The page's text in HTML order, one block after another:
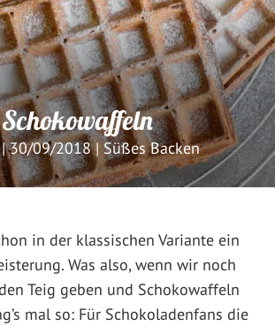
Schokowaffeln
30/09/2018|Süßes Backen
in der klassischen Variante ein
Was also, wenn wir noch
Teig geben und Schokowaffeln
mal so: Für Schokoladenfans die